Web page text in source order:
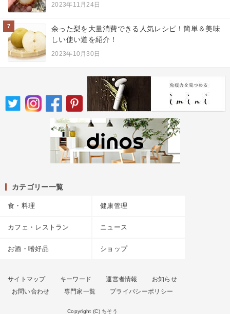
2023年11月24日
7
余った梨を大量消費できる人気レシピ！簡単＆美味
しい使い道を紹介！
2023年10月30日
カテゴリー一覧
食・料理 健康管理
カフェ・レストラン ニュース
お酒・嗜好品 ショップ
サイトマップ キーワード 運営者情報
お知らせ
お問い合わせ
専門家一覧 プライバシーポリシー
Copyright (C) ちそう